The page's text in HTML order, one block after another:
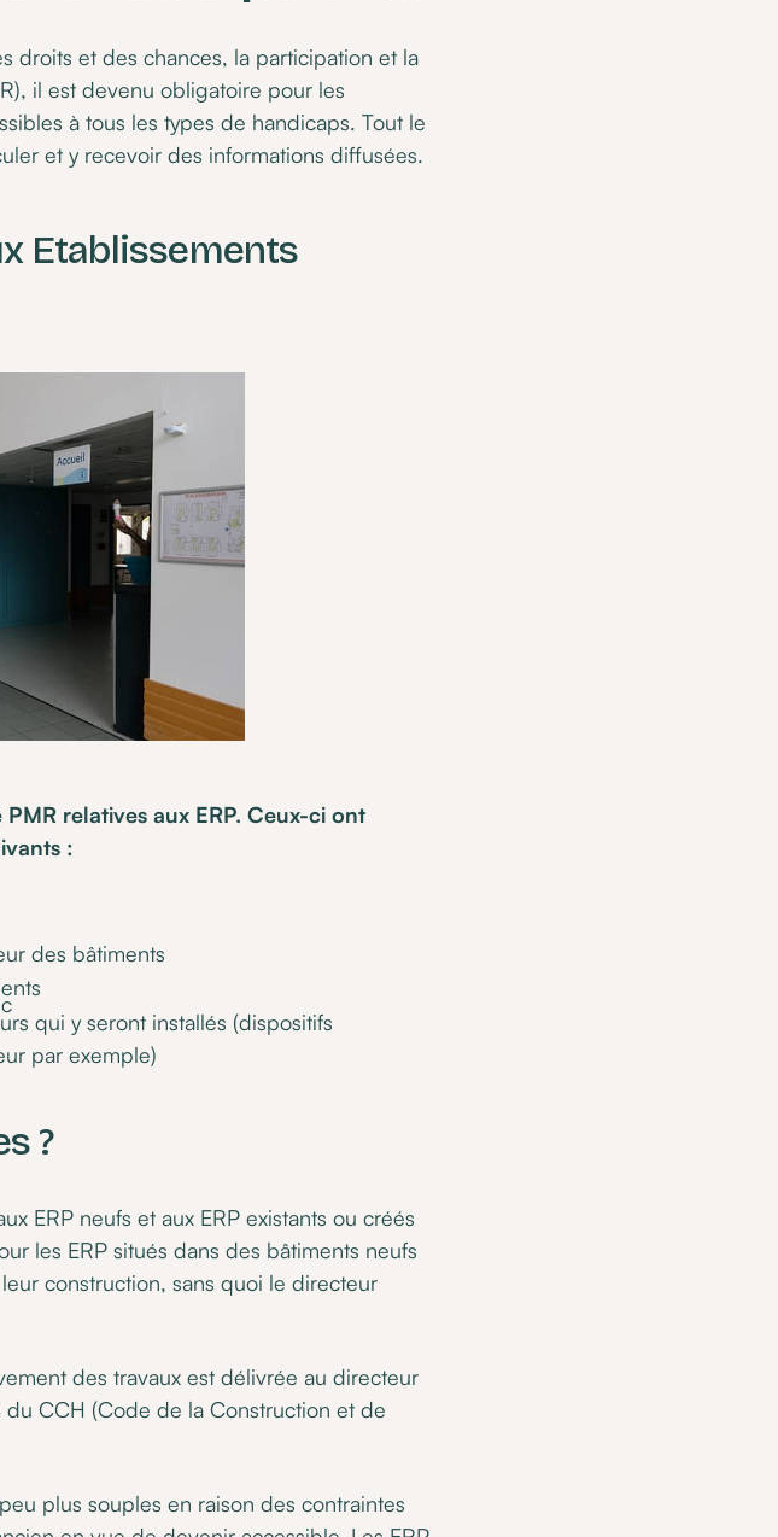
droits et des chances, la participation et la
il est devenu obligatoire pour les
à tous les types de handicaps. Tout le
et y recevoir des informations diffusées.
Etablissements
relatives aux ERP. Ceux-ci ont
:
des bâtiments
qui y seront installés (dispositifs
par exemple)
?
ERP neufs et aux ERP existants ou créés
les ERP situés dans des bâtiments neufs
construction, sans quoi le directeur
des travaux est délivrée au directeur
du CCH (Code de la Construction et de
plus souples en raison des contraintes